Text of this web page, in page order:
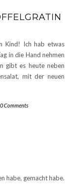
Kind! Ich hab etwas
in die Hand nehmen
gibt es heute neben
mit der neuen
0 Comments
habe, gemacht habe.